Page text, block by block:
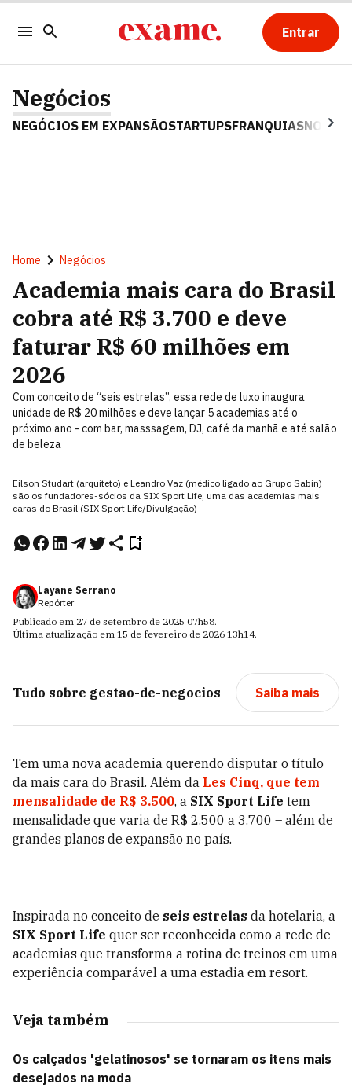
Entrar
Negócios
NEGÓCIOS EM EXPANSÃOSTARTUPSFRANQUIAS
Home Negócios
Academia mais cara do Brasil
cobra até R$ 3.700 e deve
faturar R$ 60 milhões em
2026
Com conceito de “seis estrelas”, essa rede de luxo inaugura
unidade de R$ 20 milhões e deve lançar 5 academias até o
próximo ano - com bar, masssagem, DJ, café da manhã e até salão
de beleza
Eilson Studart (arquiteto) e Leandro Vaz (médico ligado ao Grupo Sabin)
são os fundadores-sócios da SIX Sport Life, uma das academias mais
caras do Brasil (SIX Sport Life/Divulgação)
Layane Serrano
Repórter
Publicado em 27 de setembro de 2025 07h58.
Última atualização em 15 de fevereiro de 2026 13h14.
Tudo sobre gestao-de-negocios Saiba mais
Tem uma nova academia querendo disputar o título
da mais cara do Brasil. Além da Les Cinq, que tem
mensalidade de R$ 3.500, a SIX Sport Life tem
mensalidade que varia de R$ 2.500 a 3.700 – além de
grandes planos de expansão no país.
Inspirada no conceito de seis estrelas da hotelaria, a
SIX Sport Life quer ser reconhecida como a rede de
academias que transforma a rotina de treinos em uma
experiência comparável a uma estadia em resort.
Veja também
Os calçados 'gelatinosos' se tornaram os itens mais
desejados na moda